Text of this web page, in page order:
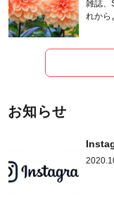
雑誌、
れから
お知らせ